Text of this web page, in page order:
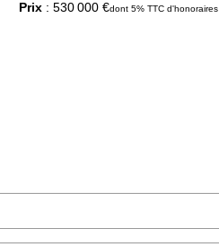
Prix: 530 000 €dont 5% TTC d'honoraires